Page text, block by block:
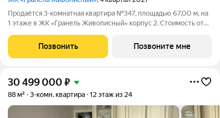
Продаётся 3-комнатная квартира №347, площадью 67,00 м, на
1 этаже в ЖК «Гранель Живописный» корпус 2. Стоимость от
во двор. Для ценителей природы и красоты всего в 3,6 км от
МКАД в
Позвонить Позвоните мне
30 499 000 ₽
88 м² 3-комн. квартира 12 этаж из 24